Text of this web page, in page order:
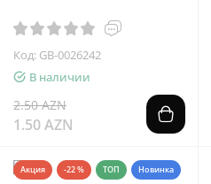
Код: GB-0026242
В наличии
2.50 AZN
1.50 AZN
Акция -22 % ТОП Новинка